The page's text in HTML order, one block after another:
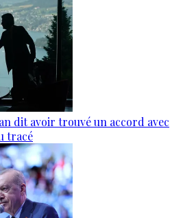
dit avoir trouvé un accord avec
tracé